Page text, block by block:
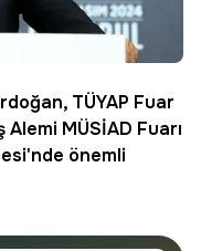
, TÜYAP Fuar
MÜSİAD Fuarı
önemli